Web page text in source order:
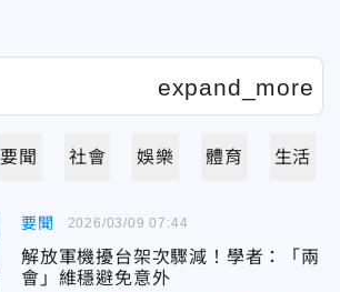
要聞 社會 娛樂 體育 生活
要聞
解放軍機擾台架次驟減！學者：「兩
會」維穩避免意外
2026/03/09 07:44